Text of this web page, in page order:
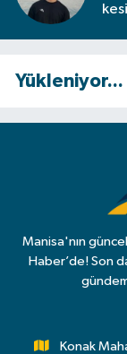
Yükleniyor...
Manisa'nın
Haber’de! Son
Konak